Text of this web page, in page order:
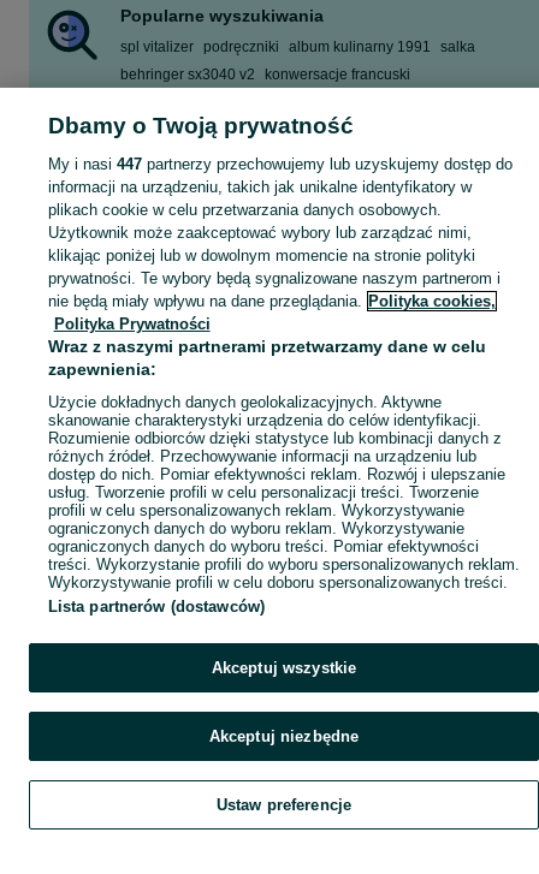
Popularne wyszukiwania
spl vitalizer podręczniki album kulinarny 1991
salka
behringer sx3040 v2
konwersacje francuski
Zobacz Więcej
Sprzedaż pozostałych towarów dla relaksu, twórczości i nauki w Polsce ▶️ Nowe i używane w atrakcyjnych cenach ✌ Kupuj i sprzedawaj z zyskiem na OLX.pl!
Mapa kategorii
Mapa miejscowości
Mapa ministron
Popularne wyszukiwania
Szukaj Obserwujesz Dodaj Czat Konto
Dbamy o Twoją prywatność
My i nasi 447partnerzy przechowujemy lub uzyskujemy dostęp do
informacji na urządzeniu, takich jak unikalne identyfikatory w
plikach cookie w celu przetwarzania danych osobowych.
Użytkownik może zaakceptować wybory lub zarządzać nimi,
klikając poniżej lub w dowolnym momencie na stronie polityki
prywatności. Te wybory będą sygnalizowane naszym partnerom i
nie będą miały wpływu na dane przeglądania. Polityka cookies,
Polityka Prywatności
Wraz z naszymi partnerami przetwarzamy dane w celu
zapewnienia:
Użycie dokładnych danych geolokalizacyjnych. Aktywne
skanowanie charakterystyki urządzenia do celów identyfikacji.
Rozumienie odbiorców dzięki statystyce lub kombinacji danych z
różnych źródeł. Przechowywanie informacji na urządzeniu lub
dostęp do nich. Pomiar efektywności reklam. Rozwój i ulepszanie
usług. Tworzenie profili w celu personalizacji treści. Tworzenie
profili w celu spersonalizowanych reklam. Wykorzystywanie
ograniczonych danych do wyboru reklam. Wykorzystywanie
ograniczonych danych do wyboru treści. Pomiar efektywności
treści. Wykorzystanie profili do wyboru spersonalizowanych reklam.
Wykorzystywanie profili w celu doboru spersonalizowanych treści.
Lista partnerów (dostawców)
Akceptuj wszystkie
Akceptuj niezbędne
Ustaw preferencje